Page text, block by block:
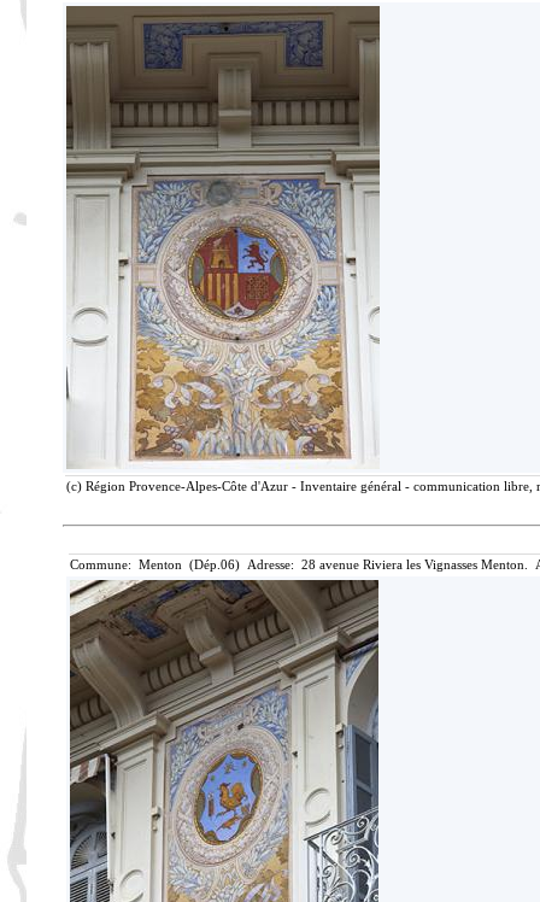
(c) Région Provence-Alpes-Côte d'Azur - Inventaire général - communication libre,
Commune: Menton (Dép.06) Adresse: 28 avenue Riviera les Vignasses